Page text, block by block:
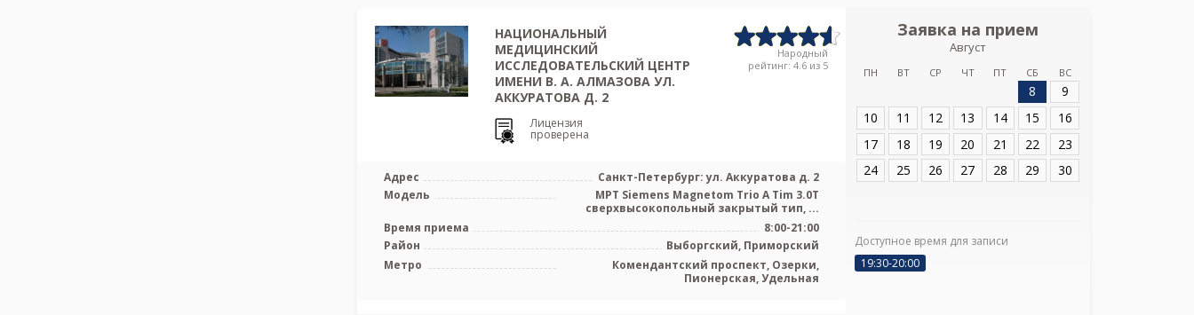
НАЦИОНАЛЬНЫЙ
МЕДИЦИНСКИЙ
ИССЛЕДОВАТЕЛЬСКИЙ ЦЕНТР
ИМЕНИ В. А. АЛМАЗОВА УЛ.
АККУРАТОВА Д. 2
Лицензия
проверена
Народный
рейтинг: 4.6 из 5
Адрес
Санкт-Петербург: ул. Аккуратова д. 2
Модель
МРТ Siemens Magnetom Trio A Tim 3.0Т
сверхвысокопольный закрытый тип, ...
Время приема
8:00-21:00
Район
Выборгский, Приморский
Метро
Комендантский проспект, Озерки,
Пионерская, Удельная
Заявка на прием
Август
ПН ВТ СР ЧТ ПТ СБ ВС
8
9
10
11 12 13 14 15
16
17
18 19 20 21 22
23
24
25 26 27 28 29 30
Доступное время для записи
19:30-20:00